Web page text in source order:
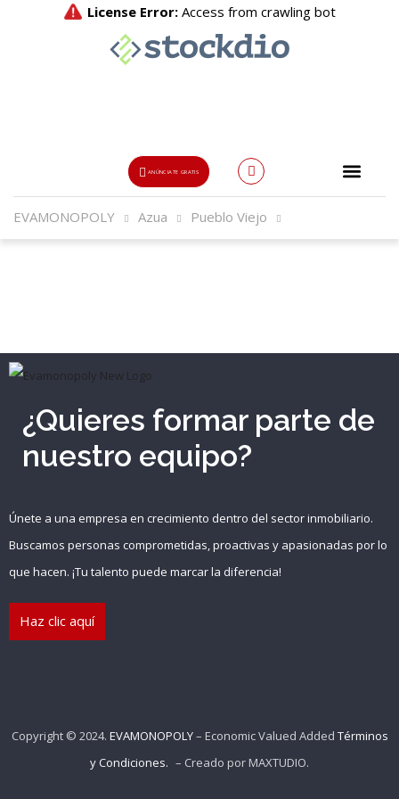
ANÚNCIATE GRATIS
Usuario o Email
Recuérdame
Registro
EVAMONOPOLY Azua Pueblo Viejo
¿Quieres formar parte de
nuestro equipo?
Únete a una empresa en crecimiento dentro del sector inmobiliario.
Buscamos personas comprometidas, proactivas y apasionadas por lo
que hacen. ¡Tu talento puede marcar la diferencia!
Haz clic aquí
Copyright © 2024. EVAMONOPOLY– Economic Valued Added Términos
y Condiciones. – Creado por MAXTUDIO.